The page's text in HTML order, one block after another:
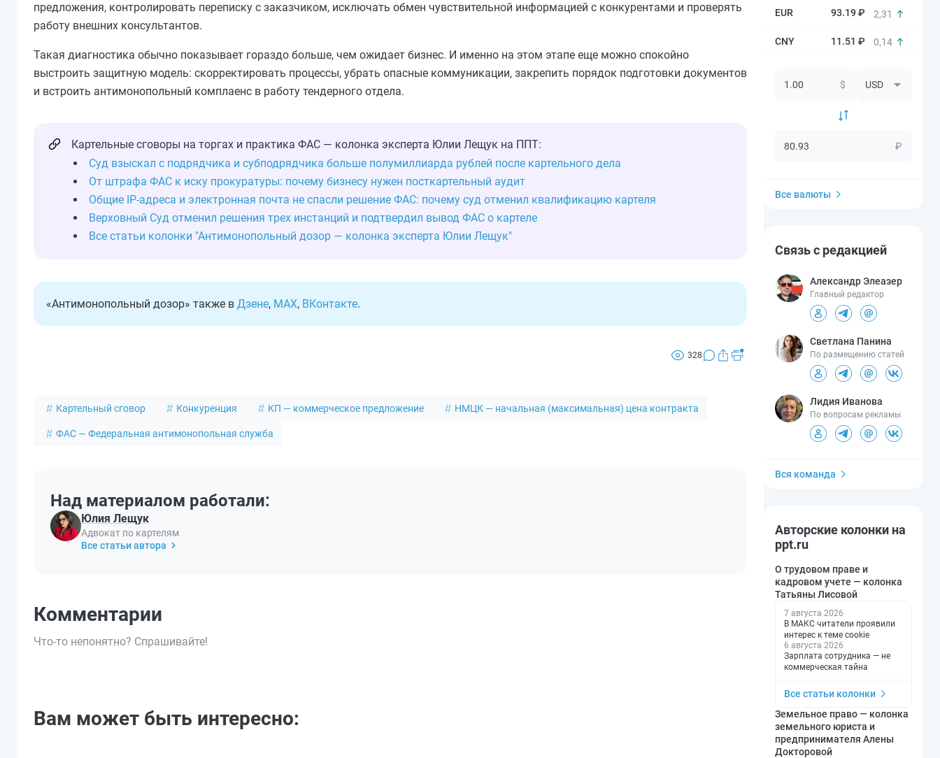
предложения, контролировать переписку с заказчиком, исключать обмен чувствительной информацией с конкурентами и проверять
работу внешних консультантов.
Такая диагностика обычно показывает гораздо больше, чем ожидает бизнес. И именно на этом этапе еще можно спокойно
выстроить защитную модель: скорректировать процессы, убрать опасные коммуникации, закрепить порядок подготовки документов
и встроить антимонопольный комплаенс в работу тендерного отдела.
Картельные сговоры на торгах и практика ФАС — колонка эксперта Юлии Лещук на ППТ:
Суд взыскал с подрядчика и субподрядчика больше полумиллиарда рублей после картельного дела
От штрафа ФАС к иску прокуратуры: почему бизнесу нужен посткартельный аудит
Общие IP-адреса и электронная почта не спасли решение ФАС: почему суд отменил квалификацию картеля
Верховный Суд отменил решения трех инстанций и подтвердил вывод ФАС о картеле
Все статьи колонки "Антимонопольный дозор — колонка эксперта Юлии Лещук"
«Антимонопольный дозор» также в Дзене, MAX, ВКонтакте.
328
Картельный сговор Конкуренция КП — коммерческое предложение НМЦК — начальная (максимальная) цена контракта
ФАС — Федеральная антимонопольная служба
Над материалом работали:
Юлия Лещук
Адвокат по картелям
Все статьи автора
Комментарии
Что-то непонятно? Спрашивайте!
Вам может быть интересно:
93.19 ₽ 2,31
11.51 ₽ 0,14
$
₽
Все валюты
Связь с редакцией
Александр Элеазер
Главный редактор
Светлана Панина
По размещению статей
Лидия Иванова
По вопросам рекламы
Вся команда
Авторские колонки на
ppt.ru
О трудовом праве и
кадровом учете — колонка
Татьяны Лисовой
7 августа 2026
В МАКС читатели проявили
интерес к теме cookie
6 августа 2026
Зарплата сотрудника — не
коммерческая тайна
Все статьи колонки
Земельное право — колонка
земельного юриста и
предпринимателя Алены
Докторовой